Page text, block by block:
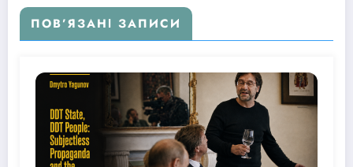
ПОВ’ЯЗАНІ ЗАПИСИ